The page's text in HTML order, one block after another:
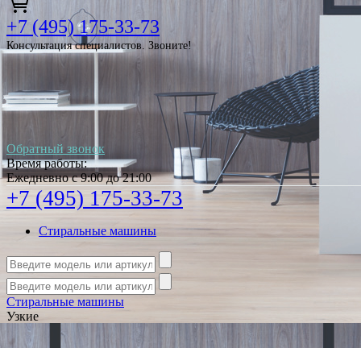
+7 (495) 175-33-73
Консультация специалистов. Звоните!
Обратный звонок
Время работы:
Ежедневно с 9:00 до 21:00
+7 (495) 175-33-73
Стиральные машины
Стиральные машины
Узкие